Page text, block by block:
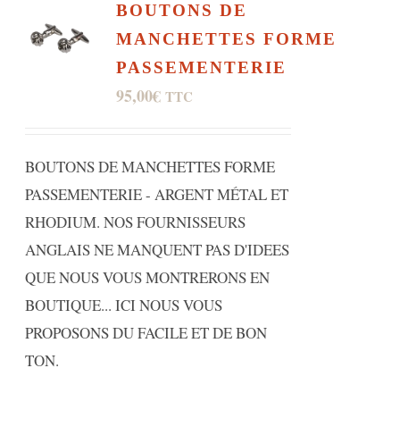
BOUTONS DE
MANCHETTES FORME
PASSEMENTERIE
95,00€ TTC
BOUTONS DE MANCHETTES FORME
PASSEMENTERIE - ARGENT MÉTAL ET
RHODIUM. NOS FOURNISSEURS
ANGLAIS NE MANQUENT PAS D'IDEES
QUE NOUS VOUS MONTRERONS EN
BOUTIQUE... ICI NOUS VOUS
PROPOSONS DU FACILE ET DE BON
TON.